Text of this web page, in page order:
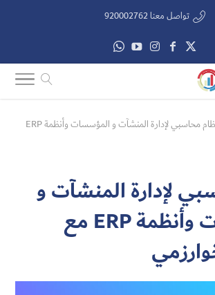
تواصل معنا 920002762
نظام محاسبي لإدارة المنشآت و المؤسسات وأنظمة ERP
لإدارة المنشآت و
المؤسسات وأنظمة ERP مع